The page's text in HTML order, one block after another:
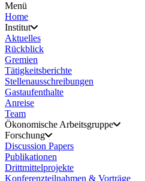
Menü
Home
Institut
Aktuelles
Rückblick
Gremien
Tätigkeitsberichte
Stellenausschreibungen
Gastaufenthalte
Anreise
Team
Ökonomische Arbeitsgruppe
Forschung
Discussion Papers
Publikationen
Drittmittelprojekte
Konferenzteilnahmen & Vorträge